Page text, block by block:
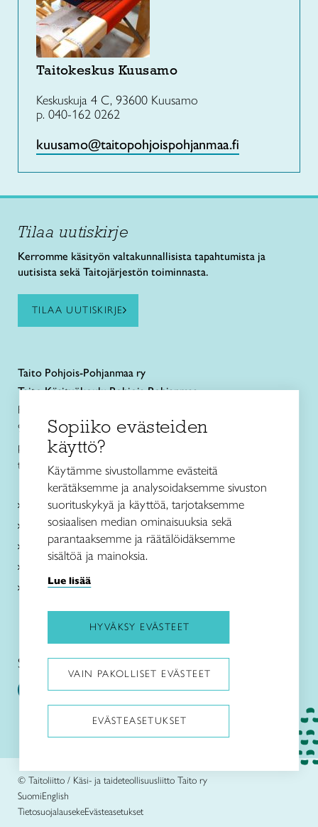
Taitokeskus Kuusamo
Keskuskuja 4 C, 93600 Kuusamo
p. 040-162 0262
kuusamo@taitopohjoispohjanmaa.fi
Tilaa uutiskirje
Kerromme käsityön valtakunnallisista tapahtumista ja
uutisista sekä Taitojärjestön toiminnasta.
TILAA UUTISKIRJE
Taito Pohjois-Pohjanmaa ry
Taito Käsityökoulu Pohjois-Pohjanmaa
Rautatienkatu 11 B
90100 Oulu
puh. 040 352 2082
toimisto@taitopohjoispohjanmaa.fi
Tietoa meistä
Palvelut
Ajankohtaista
Taito Shop Oulu
Yhteystiedot
Seuraa meitä somessa:
© Taitoliitto / Käsi- ja taideteollisuusliitto Taito ry
SuomiEnglish
TietosuojalausekeEvästeasetukset
Sopiiko evästeiden
käyttö?
Käytämme sivustollamme evästeitä
kerätäksemme ja analysoidaksemme sivuston
suorituskykyä ja käyttöä, tarjotaksemme
sosiaalisen median ominaisuuksia sekä
parantaaksemme ja räätälöidäksemme
sisältöä ja mainoksia.
Lue lisää
HYVÄKSY EVÄSTEET
VAIN PAKOLLISET EVÄSTEET
EVÄSTEASETUKSET